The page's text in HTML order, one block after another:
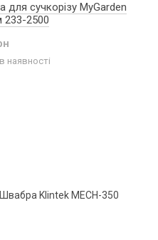
для сучкорізу MyGarden
233-2500
наявності